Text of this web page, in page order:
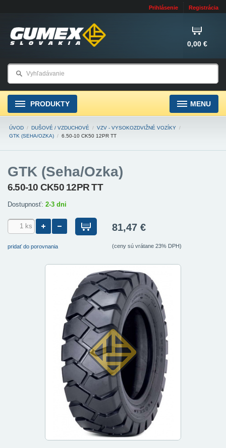
Prihlásenie Registrácia
0,00 €
PRODUKTY MENU
ÚVOD / DUŠOVÉ / VZDUCHOVÉ / VZV - VYSOKOZDVIŽNÉ VOZÍKY /
GTK (SEHA/OZKA) / 6.50-10 CK50 12PR TT
GTK (Seha/Ozka)
6.50-10 CK50 12PR TT
Dostupnosť: 2-3 dni
pridať do porovnania
81,47 €
(ceny sú vrátane 23% DPH)